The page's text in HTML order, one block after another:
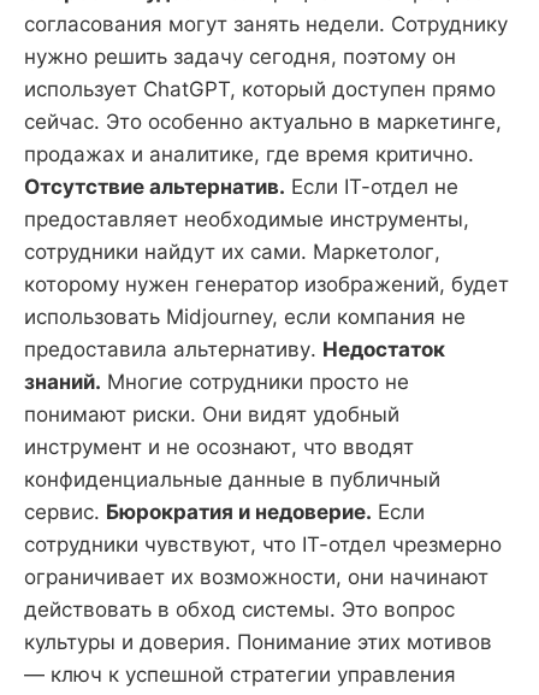
согласования могут занять недели. Сотруднику
нужно решить задачу сегодня, поэтому он
использует ChatGPT, который доступен прямо
сейчас. Это особенно актуально в маркетинге,
продажах и аналитике, где время критично.
Отсутствие альтернатив. Если IT-отдел не
предоставляет необходимые инструменты,
сотрудники найдут их сами. Маркетолог,
которому нужен генератор изображений, будет
использовать Midjourney, если компания не
предоставила альтернативу. Недостаток
знаний. Многие сотрудники просто не
понимают риски. Они видят удобный
инструмент и не осознают, что вводят
конфиденциальные данные в публичный
сервис. Бюрократия и недоверие. Если
сотрудники чувствуют, что IT-отдел чрезмерно
ограничивает их возможности, они начинают
действовать в обход системы. Это вопрос
культуры и доверия. Понимание этих мотивов
— ключ к успешной стратегии управления